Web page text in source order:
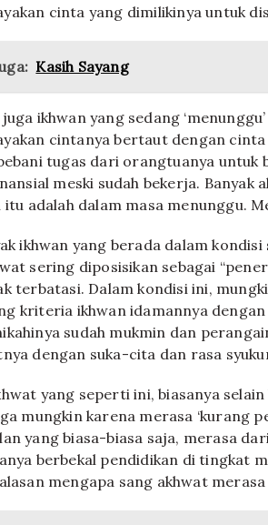
cinta yang dimilikinya untuk
Kasih Sayang
ikhwan yang sedang
cintanya bertaut dengan
tugas dari orangtuanya untuk
meski sudah bekerja. Banyak
itu adalah dalam masa menunggu.
ikhwan yang berada dalam
sering diposisikan sebagai
terbatasi. Dalam kondisi ini,
kriteria ikhwan idamannya
sudah mukmin dan
dengan suka-cita dan rasa
yang seperti ini, biasanya
mungkin karena merasa ‘kurang
yang biasa-biasa saja, merasa
berbekal pendidikan di tingkat
mengapa sang akhwat